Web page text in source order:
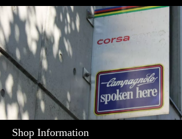
Shop Information